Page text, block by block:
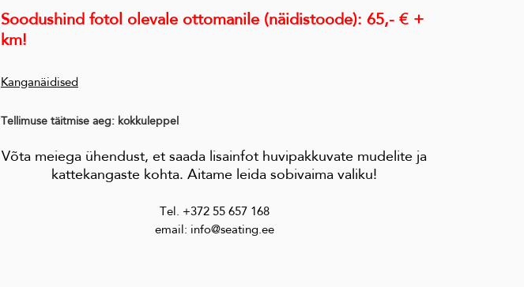
Soodushind fotol olevale ottomanile (näidistoode): 65,- € +
km!
Kanganäidised
Tellimuse täitmise aeg: kokkuleppel
Võta meiega ühendust, et saada lisainfot huvipakkuvate mudelite ja
kattekangaste kohta. Aitame leida sobivaima valiku!
Tel. +372 55 657 168
email: info@seating.ee